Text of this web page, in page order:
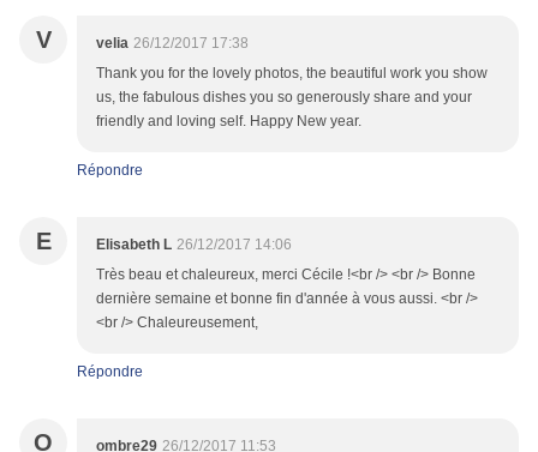
V velia 26/12/2017 17:38
Thank you for the lovely photos, the beautiful work you show
us, the fabulous dishes you so generously share and your
friendly and loving self. Happy New year.
Répondre
E Elisabeth L 26/12/2017 14:06
Très beau et chaleureux, merci Cécile !<br /> <br /> Bonne
dernière semaine et bonne fin d'année à vous aussi. <br />
<br /> Chaleureusement,
Répondre
O ombre29 26/12/2017 11:53